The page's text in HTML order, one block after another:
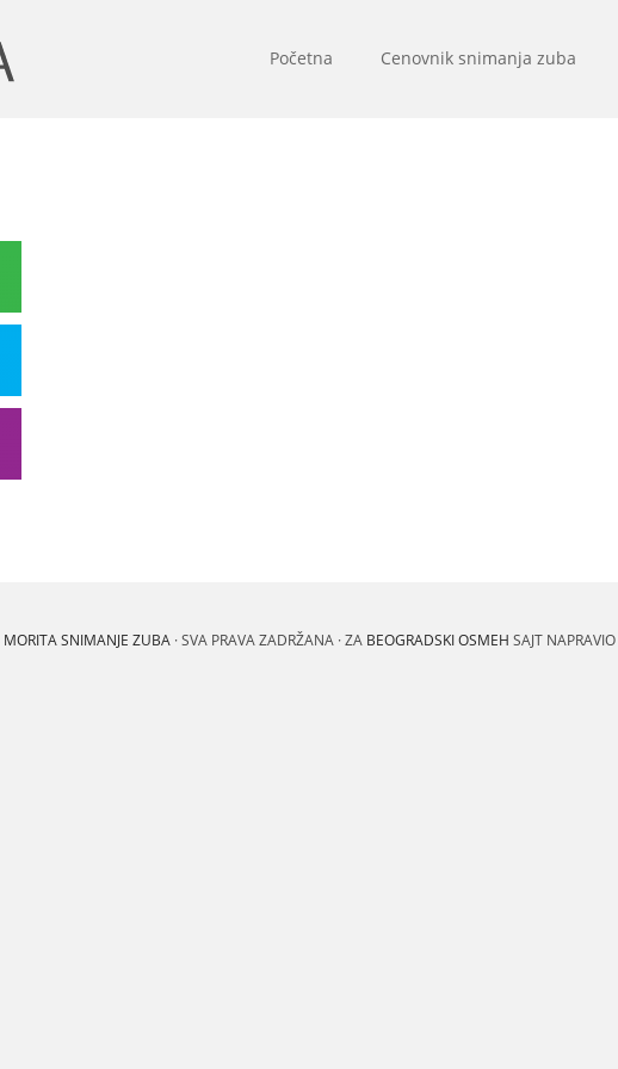
Početna Cenovnik snimanja zuba
MORITA SNIMANJE ZUBA· SVA PRAVA ZADRŽANA · ZA BEOGRADSKI OSMEH SAJT NAPRAVIO